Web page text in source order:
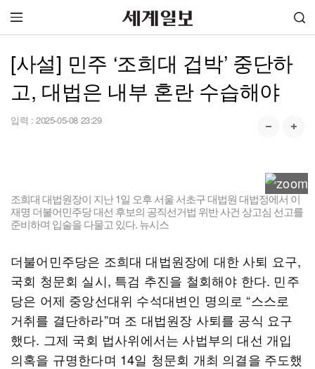
[사설] 민주 ‘조희대 겁박’ 중단하
고, 대법은 내부 혼란 수습해야
입력 : 2025-05-08 23:29
조희대 대법원장이 지난 1일 오후 서울 서초구 대법원 대법정에서 이
재명 더불어민주당 대선 후보의 공직선거법 위반 사건 상고심 선고를
준비하며 입술을 다물고 있다. 뉴시스
더불어민주당은 조희대 대법원장에 대한 사퇴 요구,
국회 청문회 실시, 특검 추진을 철회해야 한다. 민주
당은 어제 중앙선대위 수석대변인 명의로 “스스로
거취를 결단하라”며 조 대법원장 사퇴를 공식 요구
했다. 그제 국회 법사위에서는 사법부의 대선 개입
의혹을 규명한다며 14일 청문회 개최 의결을 주도했